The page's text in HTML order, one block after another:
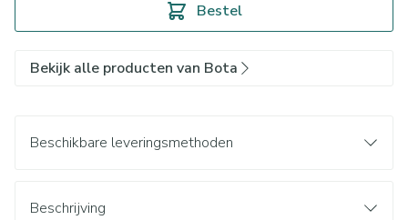
Bestel
Bekijk alle producten van Bota
Beschikbare leveringsmethoden
Beschrijving